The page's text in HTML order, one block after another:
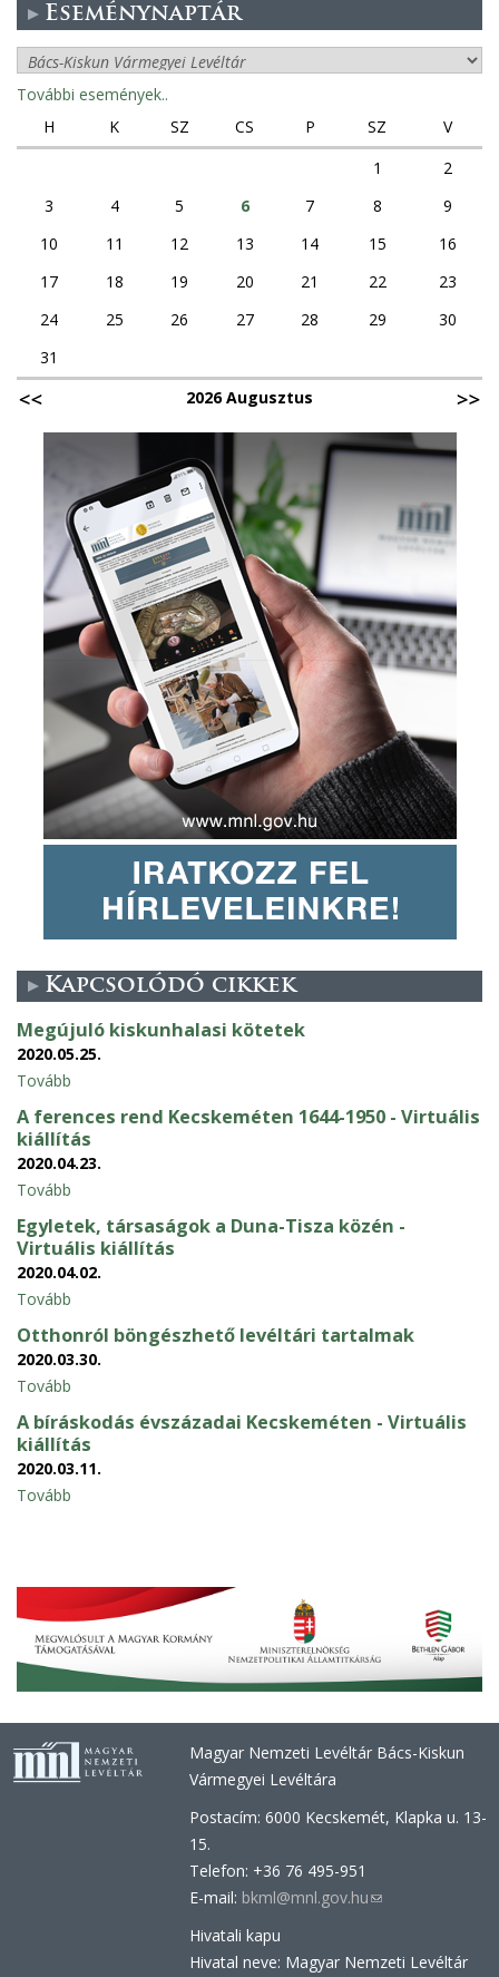
Eseménynaptár
További események..
H
K SZ CS P SZ
V
1
2
3
4 5 6 7 8
9
10
11 12 13 14 15
16
17
18 19 20 21 22
23
24
25 26 27 28 29
30
31
2026 Augusztus
Kapcsolódó cikkek
Megújuló kiskunhalasi kötetek
2020.05.25.
Tovább
A ferences rend Kecskeméten 1644-1950 - Virtuális
kiállítás
2020.04.23.
Tovább
Egyletek, társaságok a Duna-Tisza közén -
Virtuális kiállítás
2020.04.02.
Tovább
Otthonról böngészhető levéltári tartalmak
2020.03.30.
Tovább
A bíráskodás évszázadai Kecskeméten - Virtuális
kiállítás
2020.03.11.
Tovább
Magyar Nemzeti Levéltár Bács-Kiskun
Vármegyei Levéltára
Postacím: 6000 Kecskemét, Klapka u. 13-
15.
Telefon: +36 76 495-951
E-mail: bkml@mnl.gov.hu(link
Hivatali kapu
Hivatal neve: Magyar Nemzeti Levéltár